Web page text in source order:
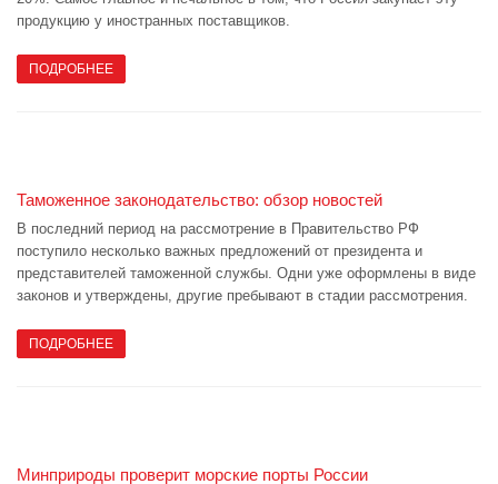
продукцию у иностранных поставщиков.
ПОДРОБНЕЕ
Таможенное законодательство: обзор новостей
В последний период на рассмотрение в Правительство РФ
поступило несколько важных предложений от президента и
представителей таможенной службы. Одни уже оформлены в виде
законов и утверждены, другие пребывают в стадии рассмотрения.
ПОДРОБНЕЕ
Минприроды проверит морские порты России